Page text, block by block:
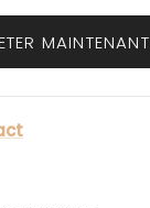
MAINTENANT